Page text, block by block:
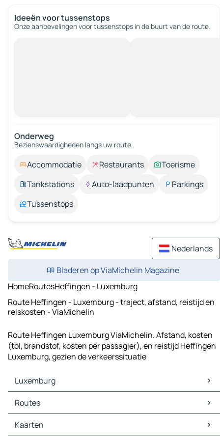
Ideeën voor tussenstops
Onze aanbevelingen voor tussenstops in de buurt van de route.
Onderweg
Bezienswaardigheden langs uw route.
Accommodatie Restaurants
Toerisme
Tankstations
Auto-laadpunten
Parkings
Tussenstops
Nederlands
Bladeren op ViaMichelin Magazine
HomeRoutesHeffingen - Luxemburg
Route Heffingen - Luxemburg - traject, afstand, reistijd en
reiskosten - ViaMichelin
Route Heffingen Luxemburg ViaMichelin. Afstand, kosten
(tol, brandstof, kosten per passagier), en reistijd Heffingen
Luxemburg, gezien de verkeerssituatie
Luxemburg
Luxemburg Kaarten
Luxemburg Verkeer
Luxemburg Hotels
Luxemburg Restaurants
Routes
Routes Luxemburg - Keulen
Routes Luxemburg - Düsseldorf
Kaarten